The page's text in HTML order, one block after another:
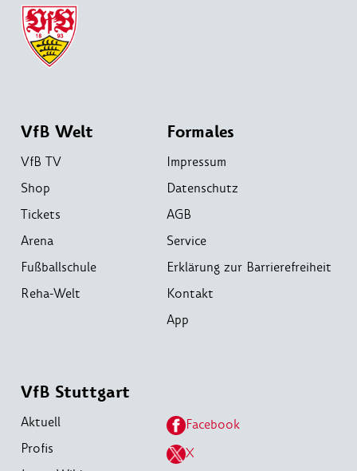
VfB Welt
VfB TV
Shop
Tickets
Arena
Fußballschule
Reha-Welt
Formales
Impressum
Datenschutz
AGB
Service
Erklärung zur Barrierefreiheit
Kontakt
App
VfB Stuttgart
Aktuell
Profis
Facebook
X